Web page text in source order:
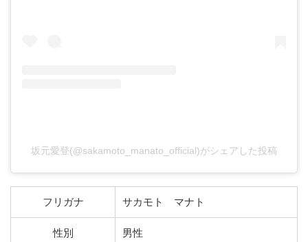
坂元愛登(@sakamoto_manato_official)がシェアした投稿
フリガナ サカモト マナト
性別 男性